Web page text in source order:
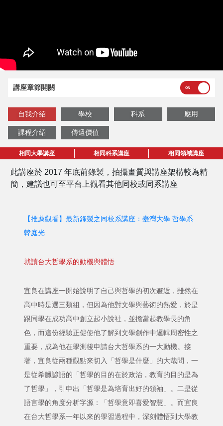
講座章節開關
自我介紹 學校 科系 應用
課程介紹 傳遞價值
相同大學講座 相同科系講座 相同領域講座
此講座於 2017 年底前錄製，拍攝畫質與講座架構較為精
簡，建議也可至平台上觀看其他同校或同系講座
【推薦觀看】最新錄製之同校系講座：臺灣大學 哲學系
韓庭光
就讀台大哲學系的動機與體悟
宜良在講座一開始說明了自己與哲學的初次邂逅，雖然在
高中時是選三類組，但因為他對文學與藝術的熱愛，於是
跟同學在成功高中創立起小說社，並擔當起教學長的角
色，而這份經驗正促使他了解到文學創作中邏輯周密性之
重要，成為他在學測後申請台大哲學系的一大動機。接
著，宜良從兩種觀點來切入「哲學是什麼」的大哉問，一
是從希臘諺語的「哲學的目的在於政治，教育的目的是為
了哲學」，引申出「哲學是為培育出好的領袖」。二是從
語言學的角度分析字源：「哲學意即喜愛智慧」。而宜良
在台大哲學系一年以來的學習過程中，深刻體悟到大學教